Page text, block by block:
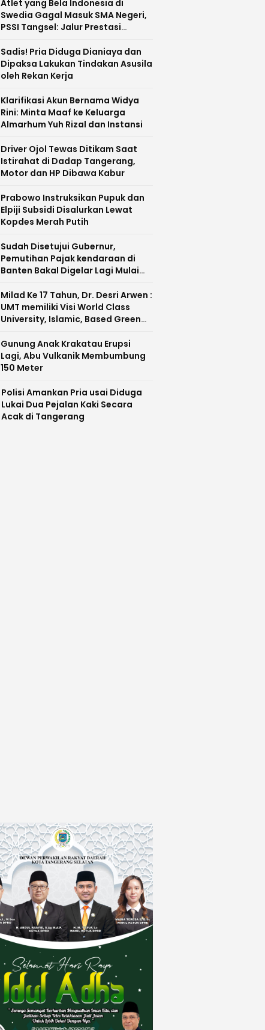
Atlet yang Bela Indonesia di
Swedia Gagal Masuk SMA Negeri,
PSSI Tangsel: Jalur Prestasi
Sadis! Pria Diduga Dianiaya dan
Dipaksa Lakukan Tindakan Asusila
oleh Rekan Kerja
Klarifikasi Akun Bernama Widya
Rini: Minta Maaf ke Keluarga
Almarhum Yuh Rizal dan Instansi
Driver Ojol Tewas Ditikam Saat
Istirahat di Dadap Tangerang,
Motor dan HP Dibawa Kabur
Prabowo Instruksikan Pupuk dan
Elpiji Subsidi Disalurkan Lewat
Kopdes Merah Putih
Sudah Disetujui Gubernur,
Pemutihan Pajak kendaraan di
Banten Bakal Digelar Lagi Mulai
Milad Ke 17 Tahun, Dr. Desri Arwen :
UMT memiliki Visi World Class
University, Islamic, Based Green
Unggul di Banten
Gunung Anak Krakatau Erupsi
Lagi, Abu Vulkanik Membumbung
150 Meter
Polisi Amankan Pria usai Diduga
Lukai Dua Pejalan Kaki Secara
Acak di Tangerang